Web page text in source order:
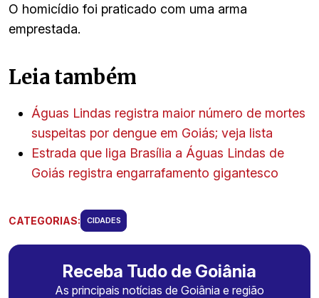
O homicídio foi praticado com uma arma
emprestada.
Leia também
Águas Lindas registra maior número de mortes
suspeitas por dengue em Goiás; veja lista
Estrada que liga Brasília a Águas Lindas de
Goiás registra engarrafamento gigantesco
CATEGORIAS: CIDADES
Receba Tudo de Goiânia
As principais notícias de Goiânia e região